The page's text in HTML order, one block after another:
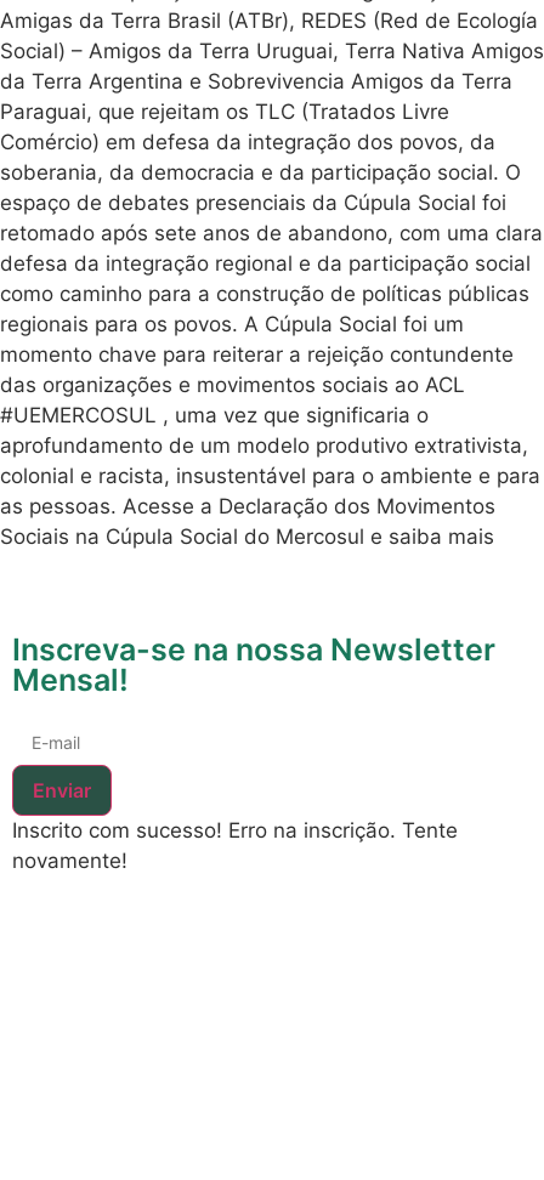
Amigas da Terra Brasil (ATBr), REDES (Red de Ecología
Social) – Amigos da Terra Uruguai, Terra Nativa Amigos
da Terra Argentina e Sobrevivencia Amigos da Terra
Paraguai, que rejeitam os TLC (Tratados Livre
Comércio) em defesa da integração dos povos, da
soberania, da democracia e da participação social. O
espaço de debates presenciais da Cúpula Social foi
retomado após sete anos de abandono, com uma clara
defesa da integração regional e da participação social
como caminho para a construção de políticas públicas
regionais para os povos. A Cúpula Social foi um
momento chave para reiterar a rejeição contundente
das organizações e movimentos sociais ao ACL
#UEMERCOSUL , uma vez que significaria o
aprofundamento de um modelo produtivo extrativista,
colonial e racista, insustentável para o ambiente e para
as pessoas. Acesse a Declaração dos Movimentos
Sociais na Cúpula Social do Mercosul e saiba mais
Inscreva-se na nossa Newsletter
Mensal!
Enviar
Inscrito com sucesso! Erro na inscrição. Tente
novamente!